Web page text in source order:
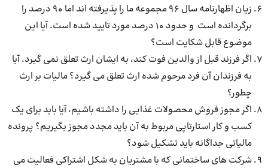
زیان اظهارنامه سال 96 مجموعه ما را پذیرفته اند اما 90 درصد را
برگردانده است و حدود 10 درصد مورد تایید شده است. آیا این
موضوع قابل شکایت است؟
اگر فرزند قبل از والدین فوت کند، به ایشان ارث تعلق نمی گیرد. آیا
به فرزندان آن فرد مرحوم شده ارث تعلق می گیرد؟ مالیات بر ارث
چطور؟
اگر مجوز فروش محصولات غذایی را داشته باشیم، آیا باید برای یک
کسب و کار استارتاپی مربوط به آن باید مجدد مجوز بگیریم؟ پرونده
مالیاتی جداگانه باید تشکیل شود؟
شرکت های ساختمانی که با مشتریان به شکل اشتراکی فعالیت می